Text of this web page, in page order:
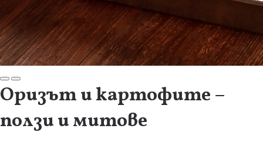
Оризът и картофите –
ползи и митове